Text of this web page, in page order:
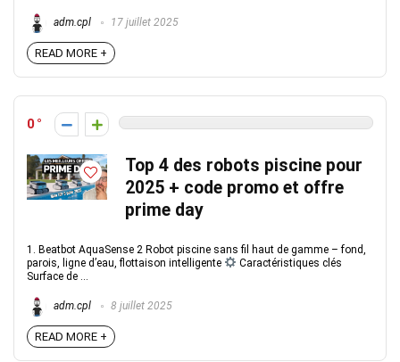
adm.cpl 17 juillet 2025
READ MORE +
0
Top 4 des robots piscine pour
2025 + code promo et offre
prime day
1. Beatbot AquaSense 2 Robot piscine sans fil haut de gamme – fond,
parois, ligne d’eau, flottaison intelligente
Caractéristiques clés
Surface de ...
adm.cpl 8 juillet 2025
READ MORE +